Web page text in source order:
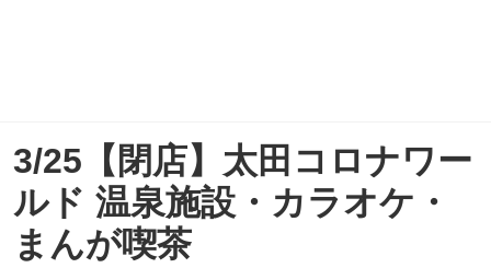
3/25【閉店】太田コロナワー
ルド 温泉施設・カラオケ・
まんが喫茶